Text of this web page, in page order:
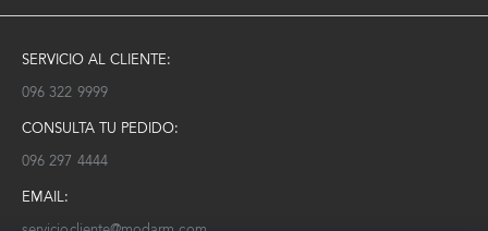
SERVICIO AL CLIENTE:
096 322 9999
CONSULTA TU PEDIDO:
096 297 4444
EMAIL: